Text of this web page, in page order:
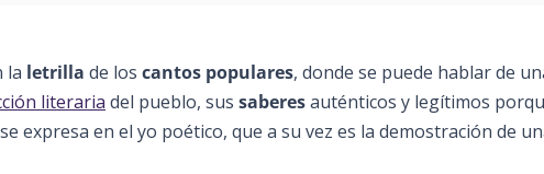
la letrilla de los cantos populares, donde se puede hablar de
literaria del pueblo, sus saberesauténticos y legítimos
expresa en el yo poético, que a su vez es la demostración de